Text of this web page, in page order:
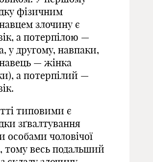
фізичним
злочину є
а потерпілою —
у другому, навпаки,
— жінка
а потерпілий —
типовими є
зґвалтування
особами чоловічої
тому весь подальший